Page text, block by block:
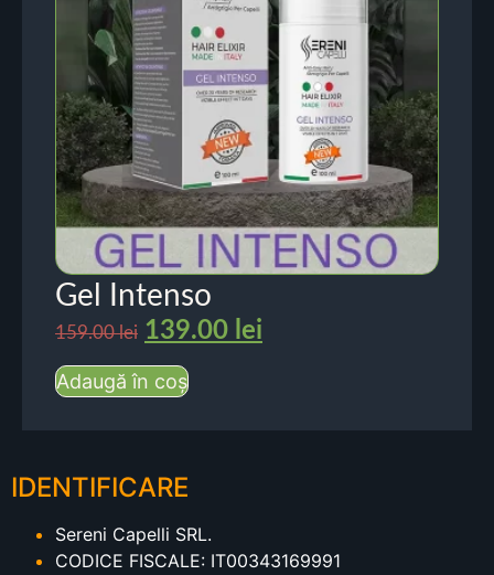
Gel Intenso
159.00lei 139.00 lei
Adaugă în coș
IDENTIFICARE
Sereni Capelli SRL.
CODICE FISCALE: IT00343169991